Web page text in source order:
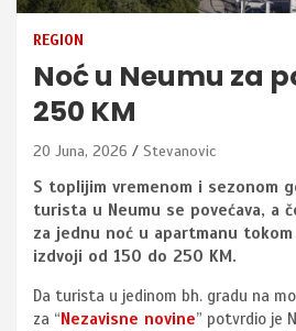
REGION
Noć u Neumu za
250 KM
20 Juna, 2026 Stevanovic
S toplijim vremenom i sezonom
turista u Neumu se povećava, a
za jednu noć u apartmanu
izdvoji od 150 do 250 KM.
Da turista u jedinom bh. gradu na
za “ Nezavisne novine” potvrdio je